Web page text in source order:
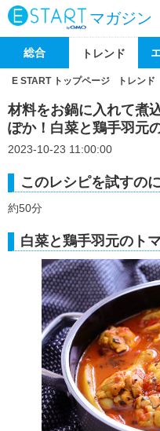
マガジン
総合 トレンド
E START トップページ トレンド
材料をお鍋に入れて煮
ぽか！白菜と鶏手羽元
2023-10-23 11:00:00
このレシピを試すの
約50分
白菜と鶏手羽元のト